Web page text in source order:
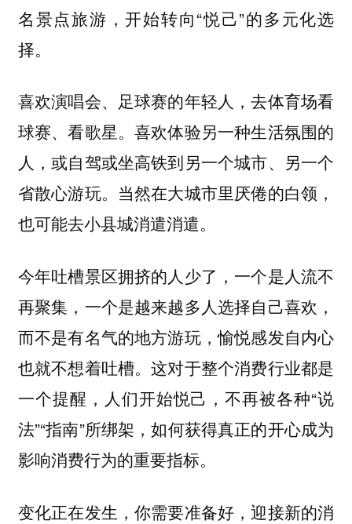
名景点旅游，开始转向“悦己”的多元化选
择。
喜欢演唱会、足球赛的年轻人，去体育场看
球赛、看歌星。喜欢体验另一种生活氛围的
人，或自驾或坐高铁到另一个城市、另一个
省散心游玩。当然在大城市里厌倦的白领，
也可能去小县城消遣消遣。
今年吐槽景区拥挤的人少了，一个是人流不
再聚集，一个是越来越多人选择自己喜欢，
而不是有名气的地方游玩，愉悦感发自内心
也就不想着吐槽。这对于整个消费行业都是
一个提醒，人们开始悦己，不再被各种“说
法”“指南”所绑架，如何获得真正的开心成为
影响消费行为的重要指标。
变化正在发生，你需要准备好，迎接新的消